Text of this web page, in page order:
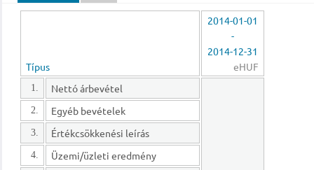
Típus
2014-01-01
-
2014-12-31
eHUF
1. Nettó árbevétel
2. Egyéb bevételek
3. Értékcsökkenési leírás
4. Üzemi/üzleti eredmény